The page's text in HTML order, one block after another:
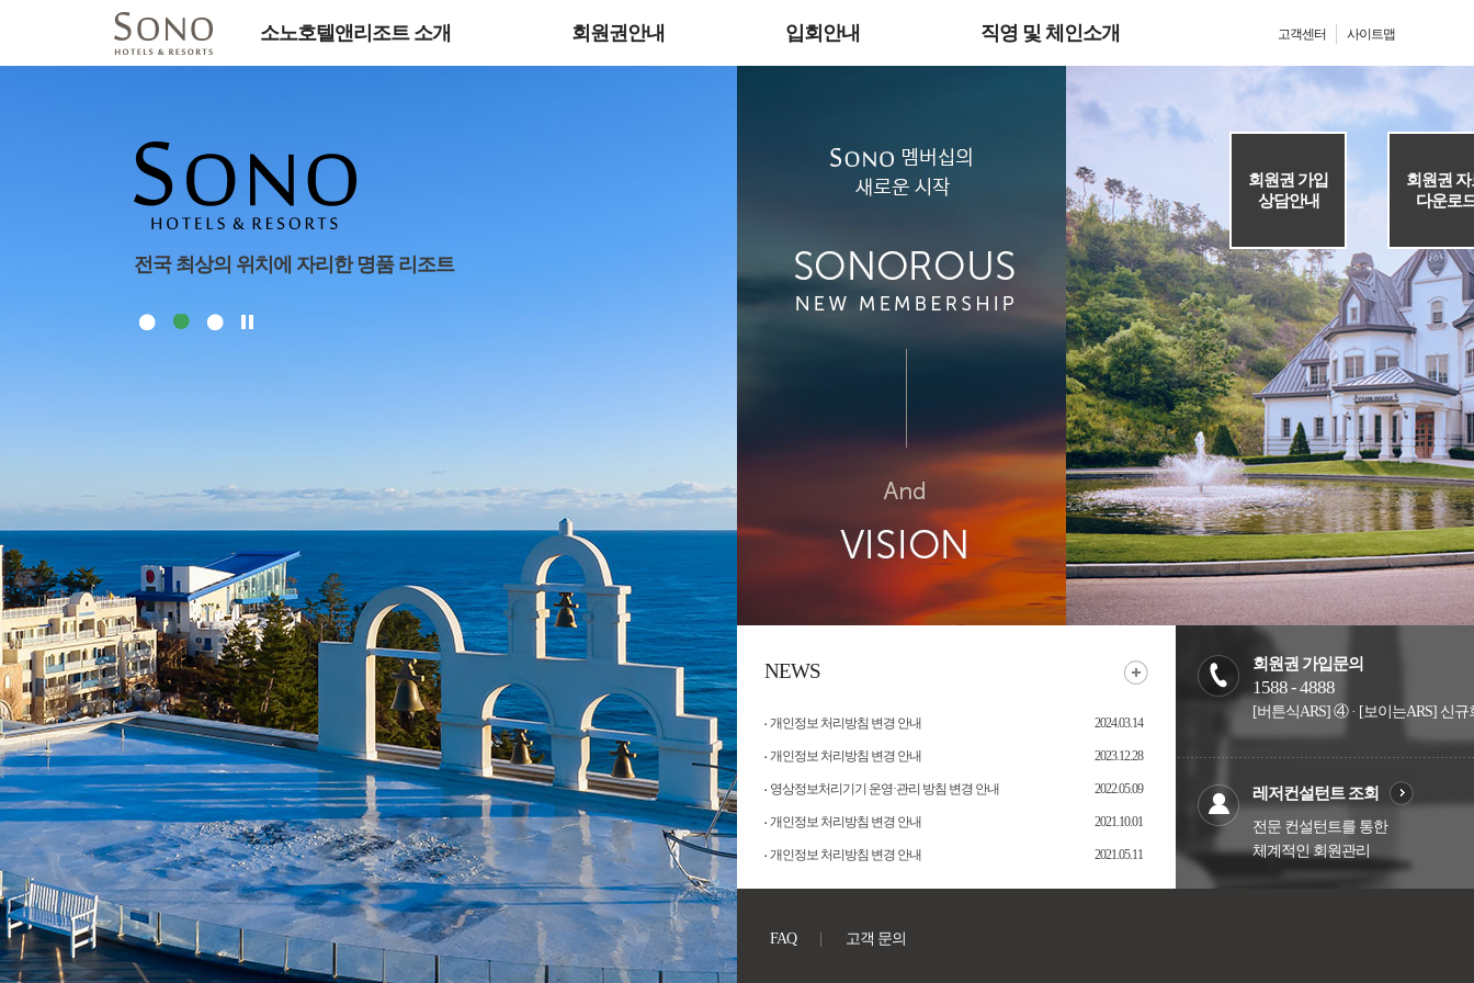
고객센터 사이트맵
소노호텔앤리조트 소개 회원권안내 입회안내 직영 및 체인소개
전국 최상의 위치에 자리한 명품 리조트
회원권 가입
상담안내
회원권 자
다운로
NEWS
개인정보 처리방침 변경 안내 2024.03.14
개인정보 처리방침 변경 안내 2023.12.28
영상정보처리기기 운영·관리 방침 변경 안내 2022.05.09
개인정보 처리방침 변경 안내 2021.10.01
개인정보 처리방침 변경 안내 2021.05.11
회원권 가입문의
1588 - 4888
[버튼식ARS] ④ · [보이는ARS] 신규
레저컨설턴트 조회
전문 컨설턴트를 통한
체계적인 회원관리
FAQ 고객 문의